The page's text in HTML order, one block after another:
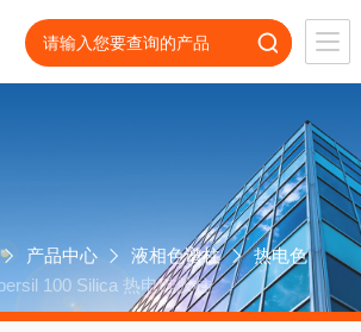
产品中心 液相色谱柱
热电色
100 Silica 热电硅胶柱